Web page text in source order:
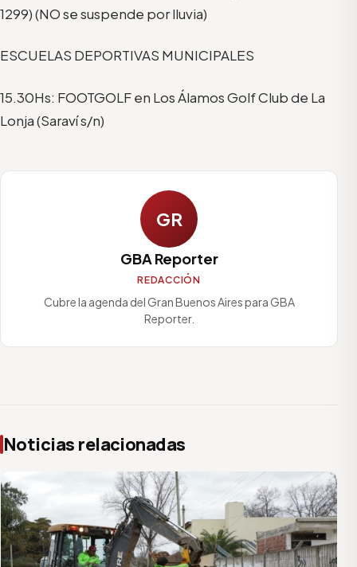
1299) (NO se suspende por lluvia)
ESCUELAS DEPORTIVAS MUNICIPALES
15.30Hs: FOOTGOLF en Los Álamos Golf Club de La
Lonja (Saraví s/n)
GR
GBA Reporter
REDACCIÓN
Cubre la agenda del Gran Buenos Aires para GBA
Reporter.
Noticias relacionadas